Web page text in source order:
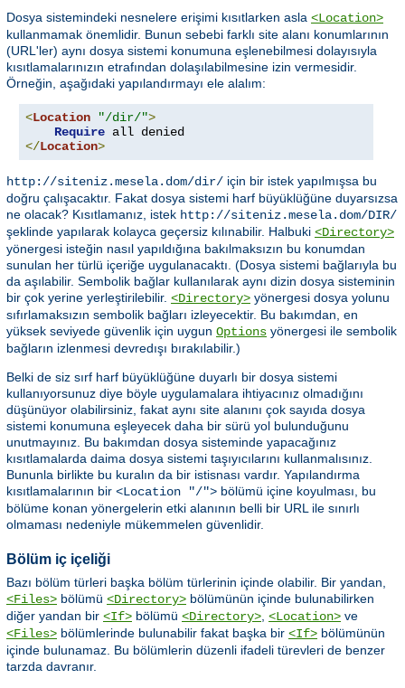
Dosya sistemindeki nesnelere erişimi kısıtlarken asla <Location>
kullanmamak önemlidir. Bunun sebebi farklı site alanı konumlarının
(URL'ler) aynı dosya sistemi konumuna eşlenebilmesi dolayısıyla
kısıtlamalarınızın etrafından dolaşılabilmesine izin vermesidir.
Örneğin, aşağıdaki yapılandırmayı ele alalım:
<Location "/dir/">
Require
</Location>
http://siteniz.mesela.dom/dir/ için bir istek yapılmışsa bu
doğru çalışacaktır. Fakat dosya sistemi harf büyüklüğüne duyarsızsa
ne olacak? Kısıtlamanız, istek http://siteniz.mesela.dom/DIR/
şeklinde yapılarak kolayca geçersiz kılınabilir. Halbuki <Directory>
yönergesi isteğin nasıl yapıldığına bakılmaksızın bu konumdan
sunulan her türlü içeriğe uygulanacaktı. (Dosya sistemi bağlarıyla bu
da aşılabilir. Sembolik bağlar kullanılarak aynı dizin dosya sisteminin
bir çok yerine yerleştirilebilir. <Directory> yönergesi dosya yolunu
sıfırlamaksızın sembolik bağları izleyecektir. Bu bakımdan, en
yüksek seviyede güvenlik için uygun Options yönergesi ile sembolik
bağların izlenmesi devredışı bırakılabilir.)
Belki de siz sırf harf büyüklüğüne duyarlı bir dosya sistemi
kullanıyorsunuz diye böyle uygulamalara ihtiyacınız olmadığını
düşünüyor olabilirsiniz, fakat aynı site alanını çok sayıda dosya
sistemi konumuna eşleyecek daha bir sürü yol bulunduğunu
unutmayınız. Bu bakımdan dosya sisteminde yapacağınız
kısıtlamalarda daima dosya sistemi taşıyıcılarını kullanmalısınız.
Bununla birlikte bu kuralın da bir istisnası vardır. Yapılandırma
kısıtlamalarının bir <Location "/"> bölümü içine koyulması, bu
bölüme konan yönergelerin etki alanının belli bir URL ile sınırlı
olmaması nedeniyle mükemmelen güvenlidir.
Bölüm iç içeliği
Bazı bölüm türleri başka bölüm türlerinin içinde olabilir. Bir yandan,
<Files> bölümü <Directory> bölümünün içinde bulunabilirken
diğer yandan bir <If> bölümü <Directory> <Location> ve
<Files> bölümlerinde bulunabilir fakat başka bir <If> bölümünün
içinde bulunamaz. Bu bölümlerin düzenli ifadeli türevleri de benzer
tarzda davranır.